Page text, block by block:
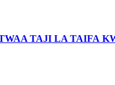
TAJI LA TAIFA